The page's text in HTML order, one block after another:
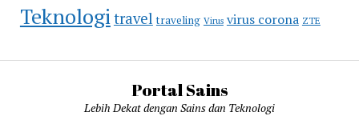
Teknologi travel traveling Virus virus corona ZTE
Portal Sains
Lebih Dekat dengan Sains dan Teknologi